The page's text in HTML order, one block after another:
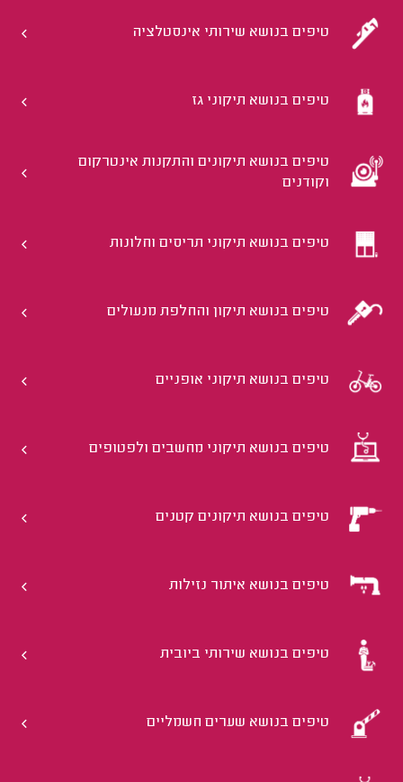
טיפים בנושא שירותי אינסטלציה
טיפים בנושא תיקוני גז
טיפים בנושא תיקונים והתקנות אינטרקום
וקודנים
טיפים בנושא תיקוני תריסים וחלונות
טיפים בנושא תיקון והחלפת מנעולים
טיפים בנושא תיקוני אופניים
טיפים בנושא תיקוני מחשבים ולפטופים
טיפים בנושא תיקונים קטנים
טיפים בנושא איתור נזילות
טיפים בנושא שירותי ביובית
טיפים בנושא שערים חשמליים